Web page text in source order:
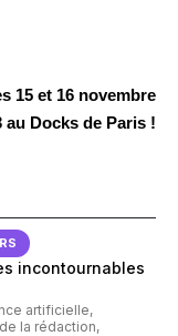
15 et 16 novembre
au Docks de Paris !
incontournables
artificielle,
la rédaction,